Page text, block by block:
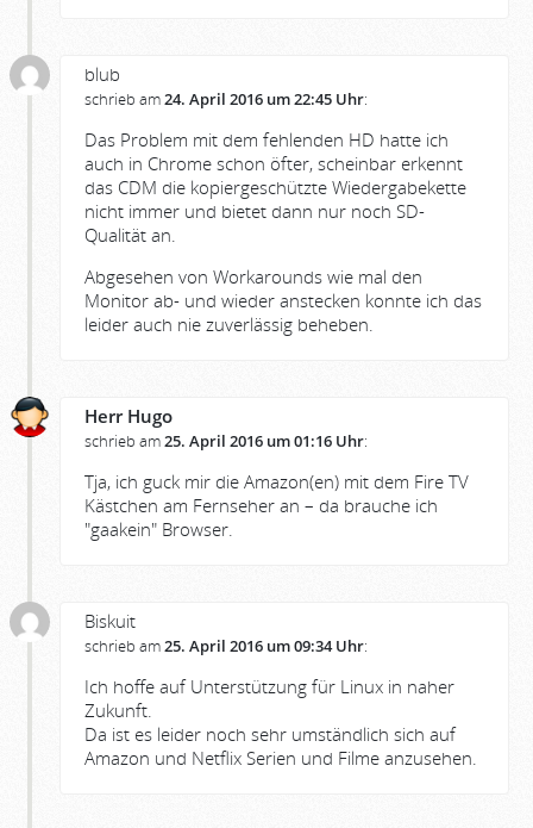
blub
schrieb am24. April 2016 um 22:45 Uhr:
Das Problem mit dem fehlenden HD hatte ich
auch in Chrome schon öfter, scheinbar erkennt
das CDM die kopiergeschützte Wiedergabekette
nicht immer und bietet dann nur noch SD-
Qualität an.
Abgesehen von Workarounds wie mal den
Monitor ab- und wieder anstecken konnte ich das
leider auch nie zuverlässig beheben.
Herr Hugo
schrieb am25. April 2016 um 01:16 Uhr:
Tja, ich guck mir die Amazon(en) mit dem Fire TV
Kästchen am Fernseher an – da brauche ich
"gaakein" Browser.
Biskuit
schrieb am25. April 2016 um 09:34 Uhr:
Ich hoffe auf Unterstützung für Linux in naher
Zukunft.
Da ist es leider noch sehr umständlich sich auf
Amazon und Netflix Serien und Filme anzusehen.